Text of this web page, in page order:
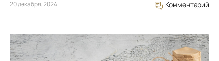
20 декабря, 2024 Комментарий